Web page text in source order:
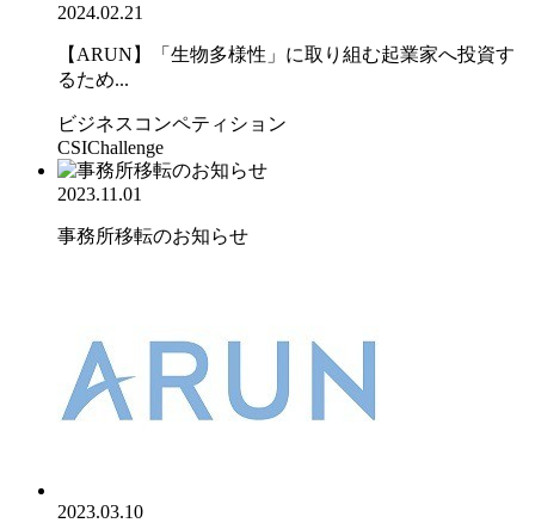
2024.02.21
【ARUN】「生物多様性」に取り組む起業家へ投資す
るため...
ビジネスコンペティション
CSIChallenge
2023.11.01
事務所移転のお知らせ
2023.03.10